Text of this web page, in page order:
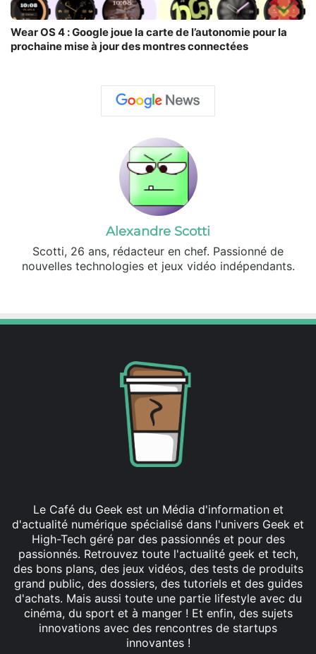
Wear OS 4 : Google joue la carte de l’autonomie pour la
prochaine mise à jour des montres connectées
Alexandre Scotti
Scotti, 26 ans, rédacteur en chef. Passionné de
nouvelles technologies et jeux vidéo indépendants.
Le Café du Geek est un Média d'information et
d'actualité numérique spécialisé dans l'univers Geek et
High-Tech géré par des passionnés et pour des
passionnés. Retrouvez toute l'actualité geek et tech,
des bons plans, des jeux vidéos, des tests de produits
grand public, des dossiers, des tutoriels et des guides
d'achats. Mais aussi toute une partie lifestyle avec du
cinéma, du sport et à manger ! Et enfin, des sujets
innovations avec des rencontres de startups
innovantes !